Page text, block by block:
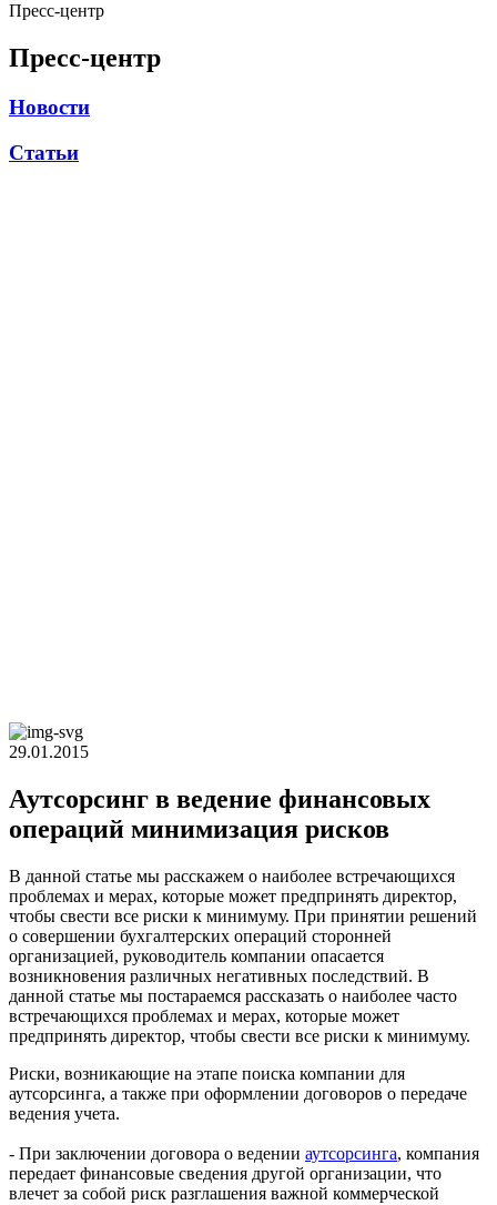
Пресс-центр
Пресс-центр
Новости
Статьи
29.01.2015
Аутсорсинг в ведение финансовых
операций минимизация рисков
В данной статье мы расскажем о наиболее встречающихся
проблемах и мерах, которые может предпринять директор,
чтобы свести все риски к минимуму. При принятии решений
о совершении бухгалтерских операций сторонней
организацией, руководитель компании опасается
возникновения различных негативных последствий. В
данной статье мы постараемся рассказать о наиболее часто
встречающихся проблемах и мерах, которые может
предпринять директор, чтобы свести все риски к минимуму.
Риски, возникающие на этапе поиска компании для
аутсорсинга, а также при оформлении договоров о передаче
ведения учета.
- При заключении договора о ведении аутсорсинга, компания
передает финансовые сведения другой организации, что
влечет за собой риск разглашения важной коммерческой